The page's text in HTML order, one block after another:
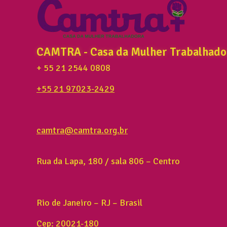
CAMTRA - Casa da Mulher
+ 55 21 2544 0808
+55 21 97023-2429
camtra@camtra.org.br
Rua da Lapa, 180 / sala 806 – Centro
Rio de Janeiro – RJ – Brasil
Cep: 20021-180